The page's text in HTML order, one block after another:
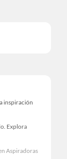
inspiración
Explora
Aspiradoras